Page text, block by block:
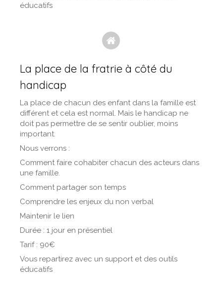
éducatifs
La place de la fratrie à côté du
handicap
La place de chacun des enfant dans la famille est
différent et cela est normal. Mais le handicap ne
doit pas permettre de se sentir oublier, moins
important.
Nous verrons :
Comment faire cohabiter chacun des acteurs dans
une famille.
Comment partager son temps
Comprendre les enjeux du non verbal
Maintenir le lien
Durée : 1 jour en présentiel
Tarif : 90€
Vous repartirez avec un support et des outils
éducatifs